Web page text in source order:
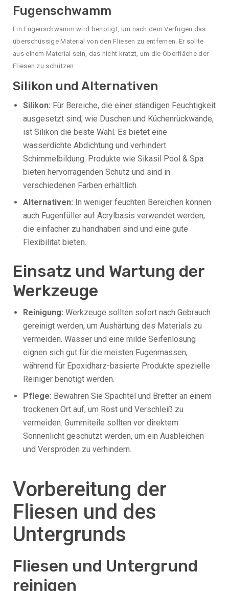
Fugenschwamm
Ein Fugenschwamm wird benötigt, um nach dem Verfugen das
überschüssige Material von den Fliesen zu entfernen. Er sollte
aus einem Material sein, das nicht kratzt, um die Oberfläche der
Fliesen zu schützen.
Silikon und Alternativen
Silikon: Für Bereiche, die einer ständigen Feuchtigkeit
ausgesetzt sind, wie Duschen und Küchenrückwände,
ist Silikon die beste Wahl. Es bietet eine
wasserdichte Abdichtung und verhindert
Schimmelbildung. Produkte wie Sikasil Pool & Spa
bieten hervorragenden Schutz und sind in
verschiedenen Farben erhältlich.
Alternativen: In weniger feuchten Bereichen können
auch Fugenfüller auf Acrylbasis verwendet werden,
die einfacher zu handhaben sind und eine gute
Flexibilität bieten.
Einsatz und Wartung der
Werkzeuge
Reinigung: Werkzeuge sollten sofort nach Gebrauch
gereinigt werden, um Aushärtung des Materials zu
vermeiden. Wasser und eine milde Seifenlösung
eignen sich gut für die meisten Fugenmassen,
während für Epoxidharz-basierte Produkte spezielle
Reiniger benötigt werden.
Pflege: Bewahren Sie Spachtel und Bretter an einem
trockenen Ort auf, um Rost und Verschleiß zu
vermeiden. Gummiteile sollten vor direktem
Sonnenlicht geschützt werden, um ein Ausbleichen
und Verspröden zu verhindern.
Vorbereitung der
Fliesen und des
Untergrunds
Fliesen und Untergrund
reinigen